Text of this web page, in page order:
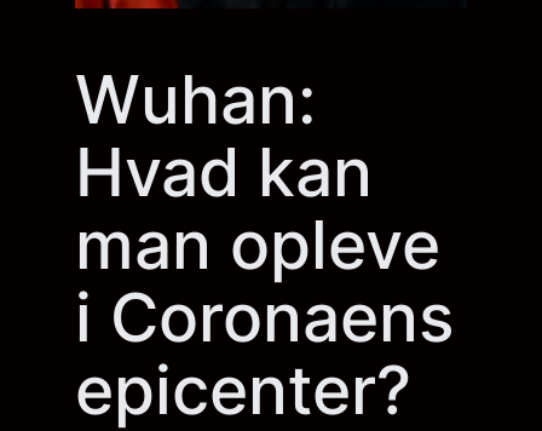
Wuhan:
Hvad kan
man opleve
i Coronaens
epicenter?